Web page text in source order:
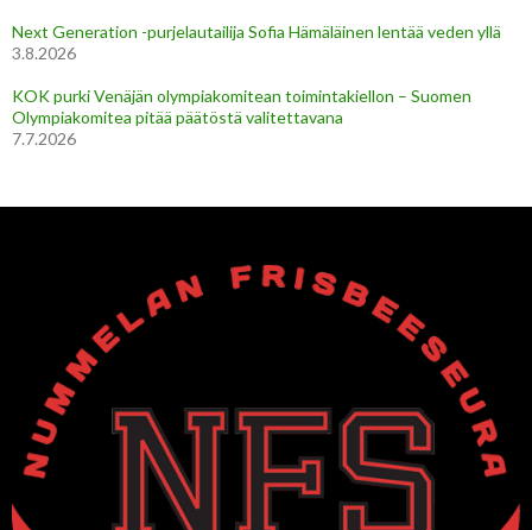
Next Generation -purjelautailija Sofia Hämäläinen lentää veden yllä
3.8.2026
KOK purki Venäjän olympiakomitean toimintakiellon – Suomen
Olympiakomitea pitää päätöstä valitettavana
7.7.2026